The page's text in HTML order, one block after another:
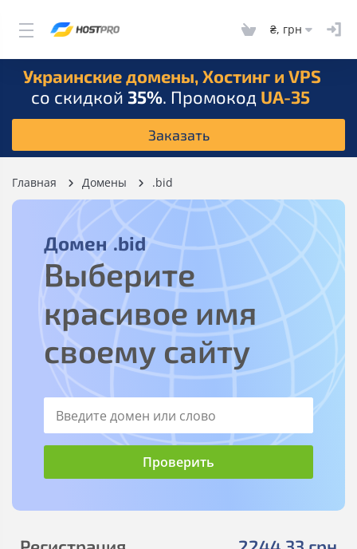
₴, грн
Украинские домены, Хостинг и VPS
со скидкой 35%. Промокод UA-35
Заказать
Главная Домены .bid
Домен .bid
Выберите
красивое имя
своему сайту